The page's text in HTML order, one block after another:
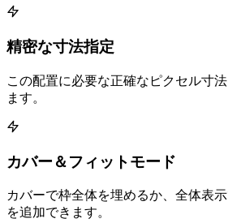
精密な寸法指定
この配置に必要な正確なピクセル寸
ます。
カバー＆フィットモード
カバーで枠全体を埋めるか、全体表
を追加できます。